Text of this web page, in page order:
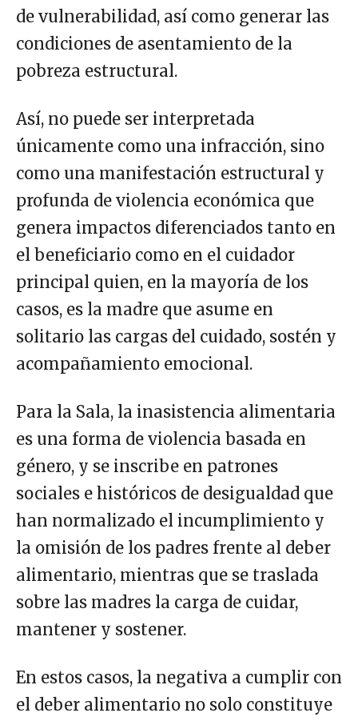
de vulnerabilidad, así como generar las
condiciones de asentamiento de la
pobreza estructural.
Así, no puede ser interpretada
únicamente como una infracción, sino
como una manifestación estructural y
profunda de violencia económica que
genera impactos diferenciados tanto en
el beneficiario como en el cuidador
principal quien, en la mayoría de los
casos, es la madre que asume en
solitario las cargas del cuidado, sostén y
acompañamiento emocional.
Para la Sala, la inasistencia alimentaria
es una forma de violencia basada en
género, y se inscribe en patrones
sociales e históricos de desigualdad que
han normalizado el incumplimiento y
la omisión de los padres frente al deber
alimentario, mientras que se traslada
sobre las madres la carga de cuidar,
mantener y sostener.
En estos casos, la negativa a cumplir con
el deber alimentario no solo constituye